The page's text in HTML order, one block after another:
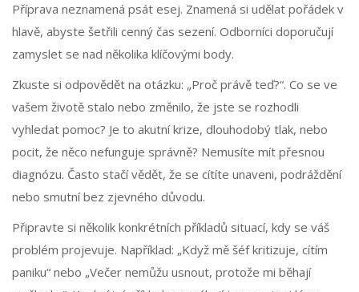
Příprava neznamená psát esej. Znamená si udělat pořádek v
hlavě, abyste šetřili cenný čas sezení. Odborníci doporučují
zamyslet se nad několika klíčovými body.
Zkuste si odpovědět na otázku: „Proč právě teď?“. Co se ve
vašem životě stalo nebo změnilo, že jste se rozhodli
vyhledat pomoc? Je to akutní krize, dlouhodobý tlak, nebo
pocit, že něco nefunguje správně? Nemusíte mít přesnou
diagnózu. Často stačí vědět, že se cítíte unaveni, podráždění
nebo smutní bez zjevného důvodu.
Připravte si několik konkrétních příkladů situací, kdy se váš
problém projevuje. Například: „Když mě šéf kritizuje, cítím
paniku“ nebo „Večer nemůžu usnout, protože mi běhají